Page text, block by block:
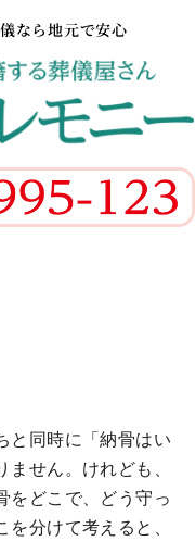
なら地元で安心
と同時に「納骨はい
せん。けれども、
をどこで、どう守っ
分けて考えると、